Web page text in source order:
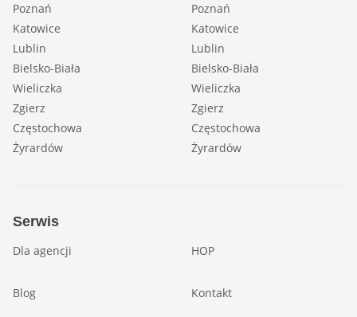
Poznań
Katowice
Lublin
Bielsko-Biała
Wieliczka
Zgierz
Częstochowa
Żyrardów
Poznań
Katowice
Lublin
Bielsko-Biała
Wieliczka
Zgierz
Częstochowa
Żyrardów
Serwis
Dla agencji HOP
Blog Kontakt